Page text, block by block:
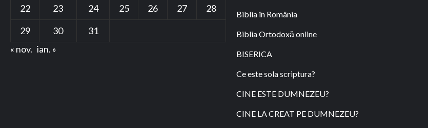
22
23 24 25 26 27
28
29
30
31
« nov. ian. »
Biblia în România
Biblia Ortodoxă online
BISERICA
Ce este sola scriptura?
CINE ESTE DUMNEZEU?
CINE LA CREAT PE DUMNEZEU?